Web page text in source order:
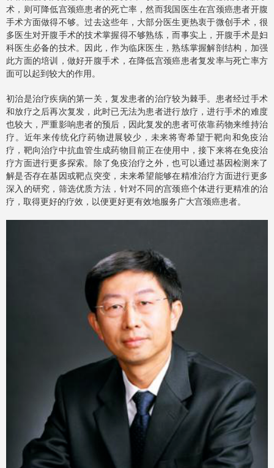
术，则可降低宫颈癌患者的死亡率，然而我国医生在宫颈癌患者开腹
手术方面做得不够。过去这些年，大部分医生更热衷于微创手术，很
多医生对开腹手术的技术掌握得不够熟练，而事实上，开腹手术是妇
科医生必备的技术。因此，作为临床医生，熟练掌握解剖结构，加强
此方面的培训，做好开腹手术，在降低宫颈癌患者复发率与死亡率方
面可以起到较大的作用。
初治是治疗疾病的第一关，复发患者的治疗较为棘手。患者经过手术
和放疗之后再次复发，此时已无法为患者进行放疗，进行手术的难度
也较大，严重影响患者的预后，因此复发的患者可依靠药物来维持治
疗。近年来传统化疗药物进展较少，未来将寄希望于靶向和免疫治
疗，靶向治疗中抗血管生成药物目前正在使用中，接下来将在免疫治
疗方面进行更多探索。除了免疫治疗之外，也可以通过基因检测来了
解是否存在基因或靶点突变，未来希望能够在精准治疗方面进行更多
深入的研究，筛选优质方法，针对不同的宫颈癌个体进行更精准的治
疗，取得更好的疗效，以便更好更有效地服务广大宫颈癌患者。